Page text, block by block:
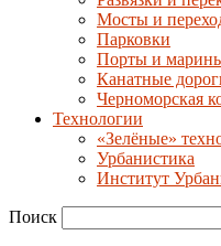
Мосты и
Парковки
Порты и
Канатные
Черноморская
Технологии
«Зелёные»
Урбанистика
Институт
Поиск